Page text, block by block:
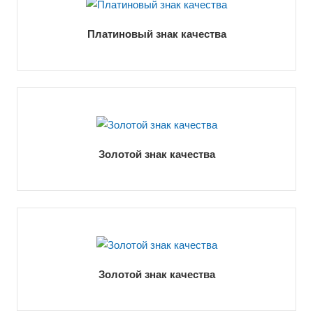
Платиновый знак качества
Золотой знак качества
Золотой знак качества